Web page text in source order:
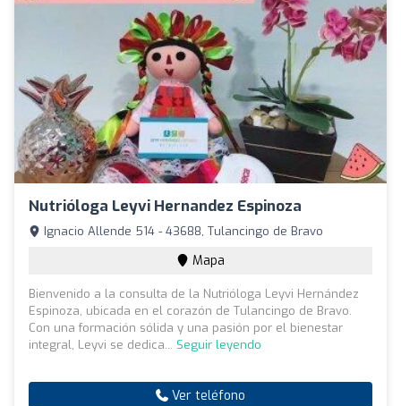
Nutrióloga Leyvi Hernandez Espinoza
Ignacio Allende 514 - 43688, Tulancingo de Bravo
Mapa
Bienvenido a la consulta de la Nutrióloga Leyvi Hernández
Espinoza, ubicada en el corazón de Tulancingo de Bravo.
Con una formación sólida y una pasión por el bienestar
integral, Leyvi se dedica... Seguir leyendo
Ver teléfono